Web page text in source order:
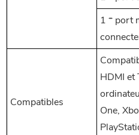
1 * port
Compatibles
HDMI et
One,